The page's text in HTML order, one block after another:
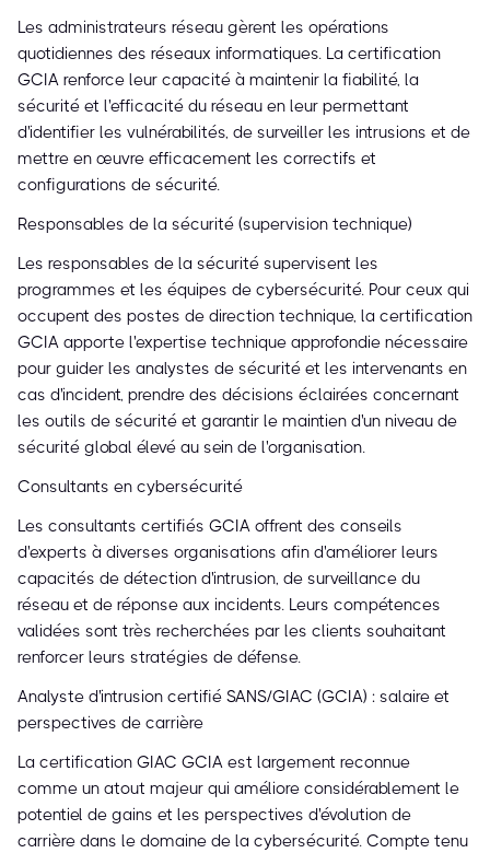
Les administrateurs réseau gèrent les opérations
quotidiennes des réseaux informatiques. La certification
GCIA renforce leur capacité à maintenir la fiabilité, la
sécurité et l'efficacité du réseau en leur permettant
d'identifier les vulnérabilités, de surveiller les intrusions et de
mettre en œuvre efficacement les correctifs et
configurations de sécurité.
Responsables de la sécurité (supervision technique)
Les responsables de la sécurité supervisent les
programmes et les équipes de cybersécurité. Pour ceux qui
occupent des postes de direction technique, la certification
GCIA apporte l'expertise technique approfondie nécessaire
pour guider les analystes de sécurité et les intervenants en
cas d'incident, prendre des décisions éclairées concernant
les outils de sécurité et garantir le maintien d'un niveau de
sécurité global élevé au sein de l'organisation.
Consultants en cybersécurité
Les consultants certifiés GCIA offrent des conseils
d'experts à diverses organisations afin d'améliorer leurs
capacités de détection d'intrusion, de surveillance du
réseau et de réponse aux incidents. Leurs compétences
validées sont très recherchées par les clients souhaitant
renforcer leurs stratégies de défense.
Analyste d'intrusion certifié SANS/GIAC (GCIA) : salaire et
perspectives de carrière
La certification GIAC GCIA est largement reconnue
comme un atout majeur qui améliore considérablement le
potentiel de gains et les perspectives d'évolution de
carrière dans le domaine de la cybersécurité. Compte tenu